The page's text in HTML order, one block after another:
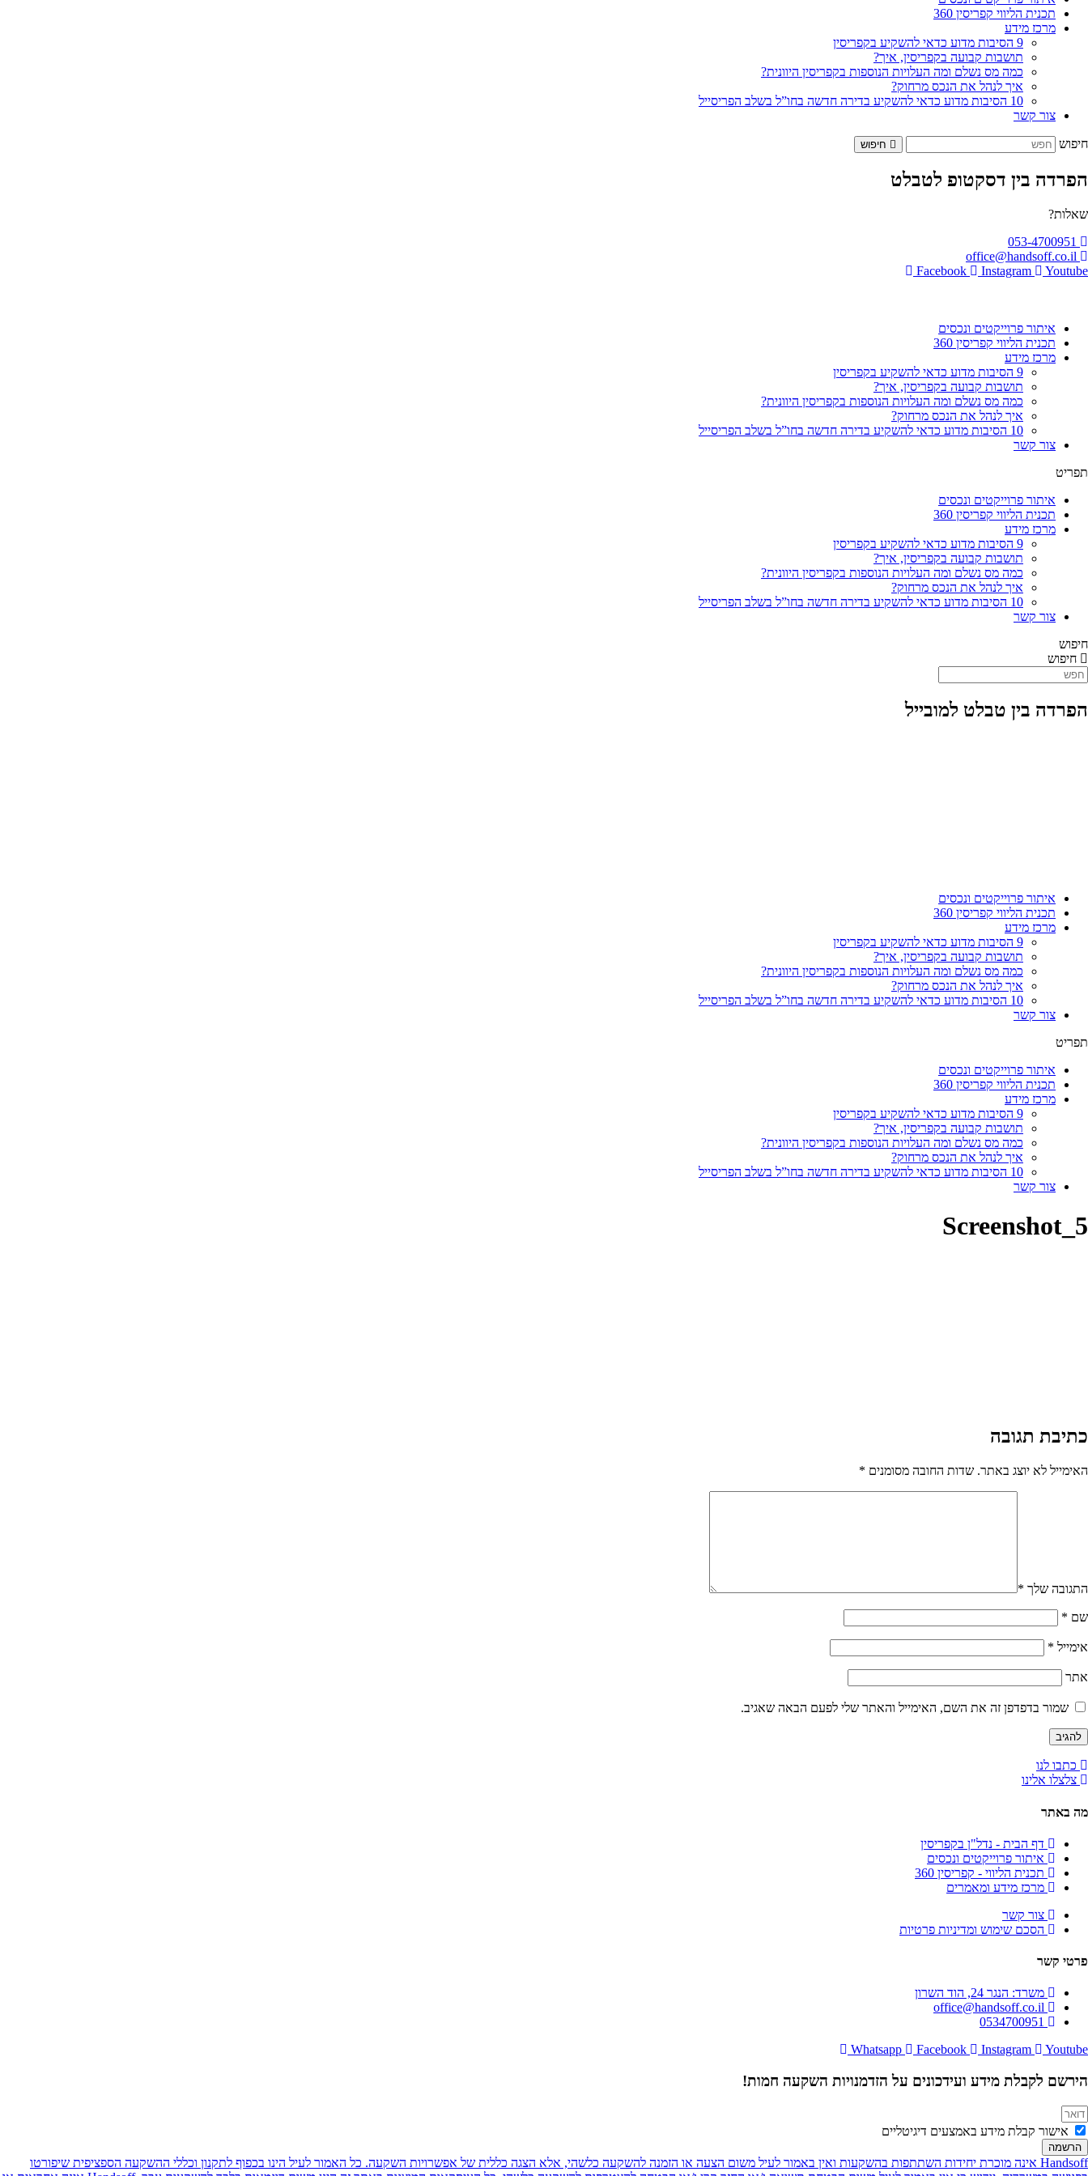
תכנית הליווי קפריסין 360
מרכז מידע
9 הסיבות מדוע כדאי להשקיע בקפריסין
תושבות קבועה בקפריסין, איך?
כמה מס נשלם ומה העלויות הנוספות בקפריסין היוונית?
איך לנהל את הנכס מרחוק?
10 הסיבות מדוע כדאי להשקיע בדירה חדשה בחו”ל בשלב הפריסייל
צור קשר
חיפוש חיפוש
הפרדה בין דסקטופ לטבלט
שאלות?
053-4700951
office@handsoff.co.il
Facebook
Instagram Youtube
איתור פרוייקטים ונכסים
תכנית הליווי קפריסין 360
מרכז מידע
9 הסיבות מדוע כדאי להשקיע בקפריסין
תושבות קבועה בקפריסין, איך?
כמה מס נשלם ומה העלויות הנוספות בקפריסין היוונית?
איך לנהל את הנכס מרחוק?
10 הסיבות מדוע כדאי להשקיע בדירה חדשה בחו”ל בשלב הפריסייל
צור קשר
תפריט
איתור פרוייקטים ונכסים
תכנית הליווי קפריסין 360
מרכז מידע
9 הסיבות מדוע כדאי להשקיע בקפריסין
תושבות קבועה בקפריסין, איך?
כמה מס נשלם ומה העלויות הנוספות בקפריסין היוונית?
איך לנהל את הנכס מרחוק?
10 הסיבות מדוע כדאי להשקיע בדירה חדשה בחו”ל בשלב הפריסייל
צור קשר
חיפוש
חיפוש
הפרדה בין טבלט למובייל
איתור פרוייקטים ונכסים
תכנית הליווי קפריסין 360
מרכז מידע
9 הסיבות מדוע כדאי להשקיע בקפריסין
תושבות קבועה בקפריסין, איך?
כמה מס נשלם ומה העלויות הנוספות בקפריסין היוונית?
איך לנהל את הנכס מרחוק?
10 הסיבות מדוע כדאי להשקיע בדירה חדשה בחו”ל בשלב הפריסייל
צור קשר
תפריט
איתור פרוייקטים ונכסים
תכנית הליווי קפריסין 360
מרכז מידע
9 הסיבות מדוע כדאי להשקיע בקפריסין
תושבות קבועה בקפריסין, איך?
כמה מס נשלם ומה העלויות הנוספות בקפריסין היוונית?
איך לנהל את הנכס מרחוק?
10 הסיבות מדוע כדאי להשקיע בדירה חדשה בחו”ל בשלב הפריסייל
צור קשר
Screenshot_5
כתיבת תגובה
האימייל לא יוצג באתר. שדות החובה מסומנים *
התגובה שלך *
שם *
אימייל *
אתר
שמור בדפדפן זה את השם, האימייל והאתר שלי לפעם הבאה שאגיב.
כתבו לנו
צלצלו אלינו
מה באתר
דף הבית - נדל"ן בקפריסין
איתור פרוייקטים ונכסים
תכנית הליווי - קפריסין 360
מרכז מידע ומאמרים
צור קשר
הסכם שימוש ומדיניות פרטיות
פרטי קשר
משרד: הנגר 24, הוד השרון
office@handsoff.co.il
0534700951
Whatsapp
Facebook Instagram Youtube
הירשם לקבלת מידע ועידכונים על הזדמנויות השקעה חמות!
אישור קבלת מידע באמצעים דיגיטליים
הרשמה
Handsoff אינה מוכרת יחידות השתתפות בהשקעות ואין באמור לעיל משום הצעה או הזמנה להשקעה כלשהי, אלא הצגה כללית של אפשרויות השקעה. כל האמור לעיל הינו בכפוף לתקנון וכללי ההשקעה הספציפית שיפורטו